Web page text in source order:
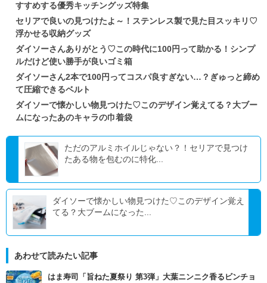
すすめする優秀キッチングッズ特集
セリアで良いの見つけたよ～！ステンレス製で見た目スッキリ♡
浮かせる収納グッズ
ダイソーさんありがとう♡この時代に100円って助かる！シンプ
ルだけど使い勝手が良いゴミ箱
ダイソーさん2本で100円ってコスパ良すぎない…？ぎゅっと締め
て圧縮できるベルト
ダイソーで懐かしい物見つけた♡このデザイン覚えてる？大ブー
ムになったあのキャラの巾着袋
ただのアルミホイルじゃない？！セリアで見つけ
たある物を包むのに特化...
ダイソーで懐かしい物見つけた♡このデザイン覚え
てる？大ブームになった...
あわせて読みたい記事
はま寿司「旨ねた夏祭り 第3弾」大葉ニンニク香るビンチョ